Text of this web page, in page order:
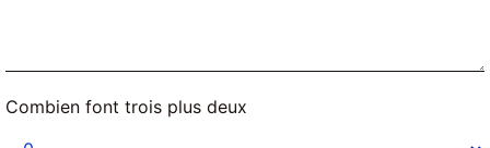
Combien font trois plus deux